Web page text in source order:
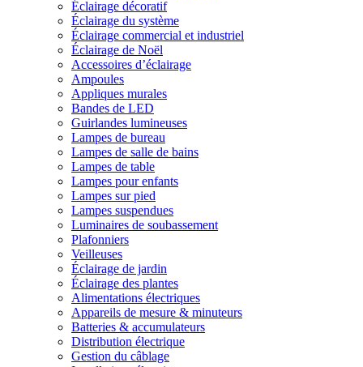
Éclairage décoratif
Éclairage du système
Éclairage commercial et industriel
Éclairage de Noël
Accessoires d’éclairage
Ampoules
Appliques murales
Bandes de LED
Guirlandes lumineuses
Lampes de bureau
Lampes de salle de bains
Lampes de table
Lampes pour enfants
Lampes sur pied
Lampes suspendues
Luminaires de soubassement
Plafonniers
Veilleuses
Éclairage de jardin
Éclairage des plantes
Alimentations électriques
Appareils de mesure & minuteurs
Batteries & accumulateurs
Distribution électrique
Gestion du câblage